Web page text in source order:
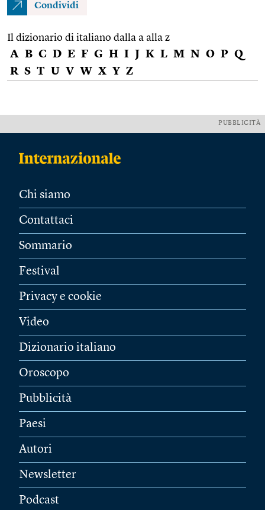
Condividi
Il dizionario di italiano dalla a alla z
A B C D E F G H I J K L M N O P Q
R S T U V W X Y Z
PUBBLICITÀ
Chi siamo
Contattaci
Sommario
Festival
Privacy e cookie
Video
Dizionario italiano
Oroscopo
Pubblicità
Paesi
Autori
Newsletter
Podcast